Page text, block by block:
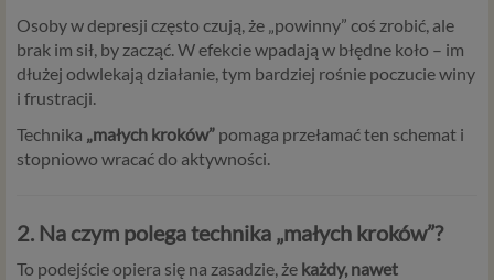
Osoby w depresji często czują, że „powinny” coś zrobić, ale
brak im sił, by zacząć. W efekcie wpadają w błędne koło – im
dłużej odwlekają działanie, tym bardziej rośnie poczucie winy
i frustracji.
Technika „małych kroków” pomaga przełamać ten schemat i
stopniowo wracać do aktywności.
2. Na czym polega technika „małych kroków”?
To podejście opiera się na zasadzie, że każdy, nawet